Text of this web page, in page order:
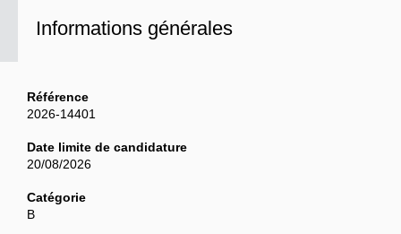
Informations générales
Référence
2026-14401
Date limite de candidature
20/08/2026
Catégorie
B